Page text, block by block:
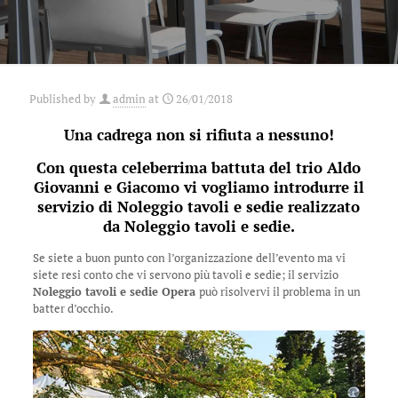
Published by admin at 26/01/2018
Una cadrega non si rifiuta a nessuno!
Con questa celeberrima battuta del trio Aldo
Giovanni e Giacomo vi vogliamo introdurre il
servizio di Noleggio tavoli e sedie realizzato
da Noleggio tavoli e sedie.
Se siete a buon punto con l’organizzazione dell’evento ma vi
siete resi conto che vi servono più tavoli e sedie; il servizio
Noleggio tavoli e sedie Opera può risolvervi il problema in un
batter d’occhio.